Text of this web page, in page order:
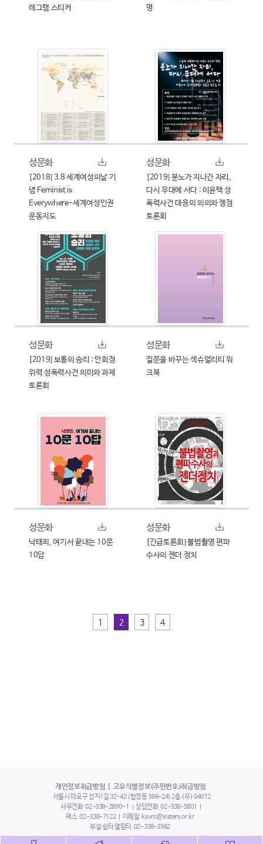
레그램 스티커
명
성문화
[2018] 3.8 세계여성의날 기
념 Feminist is
Everywhere-세계여성인권
운동지도
성문화
[2019] 분노가 지나간 자리,
다시 무대에 서다 : 이윤택 성
폭력사건 대응의 의의와 쟁점
토론회
성문화
[2019] 보통의 승리 : 안희정
위력 성폭력사건 의미와 과제
토론회
성문화
질문을 바꾸는 섹슈얼리티 워
크북
성문화
낙태죄, 여기서 끝내는 10문
10답
성문화
[긴급토론회] 불법촬영 편파
수사의 젠더 정치
1 2 3 4
개인정보취급방침 고유식별정보(주민번호)취급방침
서울시 마포구 성지1길 32-42 (합정동 366-24) 2층 (우) 04072
사무전화 02-338-2890~1 상담전화 02-338-5801
팩스 02-338-7122 이메일 ksvrc@sisters.or.kr
부설 쉼터 열림터 02-338-3562